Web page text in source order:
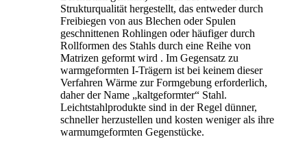
Strukturqualität hergestellt, das entweder durch
Freibiegen von aus Blechen oder Spulen
geschnittenen Rohlingen oder häufiger durch
Rollformen des Stahls durch eine Reihe von
Matrizen geformt wird . Im Gegensatz zu
warmgeformten I-Trägern ist bei keinem dieser
Verfahren Wärme zur Formgebung erforderlich,
daher der Name „kaltgeformter“ Stahl.
Leichtstahlprodukte sind in der Regel dünner,
schneller herzustellen und kosten weniger als ihre
warmumgeformten Gegenstücke.